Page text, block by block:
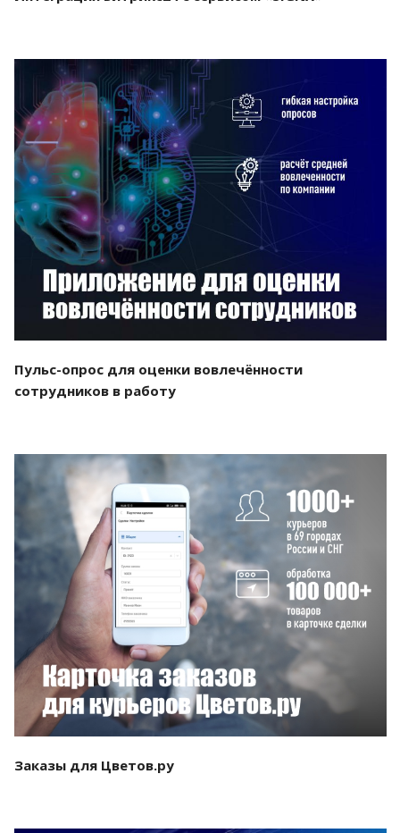
Смотреть проект
Пульс-опрос для оценки вовлечённости
сотрудников в работу
Смотреть проект
Заказы для Цветов.ру